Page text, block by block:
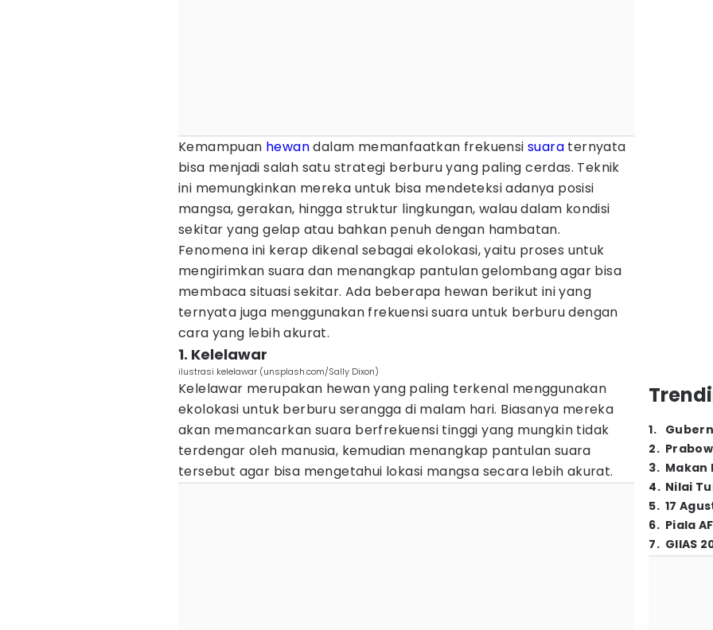
Kemampuan hewandalam memanfaatkan frekuensisuara ternyata
bisa menjadi salah satu strategi berburu yang paling cerdas. Teknik
ini memungkinkan mereka untuk bisa mendeteksi adanya posisi
mangsa, gerakan, hingga struktur lingkungan, walau dalam kondisi
sekitar yang gelap atau bahkan penuh dengan hambatan.
Fenomena ini kerap dikenal sebagai ekolokasi, yaitu proses untuk
mengirimkan suara dan menangkap pantulan gelombang agar bisa
membaca situasi sekitar. Ada beberapa hewan berikut ini yang
ternyata juga menggunakan frekuensi suara untuk berburu dengan
cara yang lebih akurat.
1. Kelelawar
ilustrasi kelelawar (unsplash.com/Sally Dixon)
Kelelawar merupakan hewan yang paling terkenal menggunakan
ekolokasi untuk berburu serangga di malam hari. Biasanya mereka
akan memancarkan suara berfrekuensi tinggi yang mungkin tidak
terdengar oleh manusia, kemudian menangkap pantulan suara
tersebut agar bisa mengetahui lokasi mangsa secara lebih akurat.
1.
2.
3. Makan
4. Nilai
5. 17
6. Piala
7. GIIAS